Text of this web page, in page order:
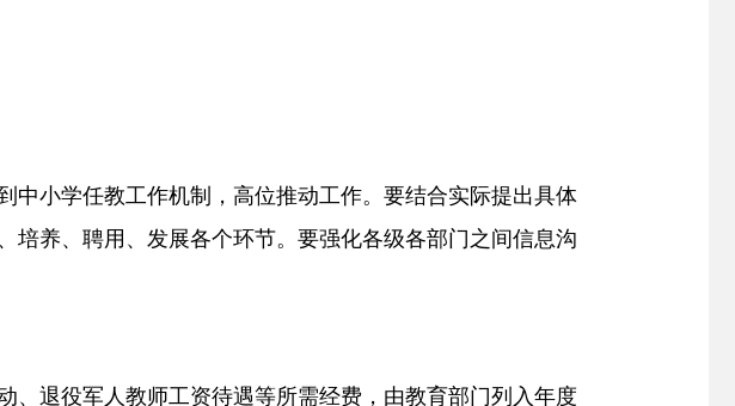
中小学任教工作机制，高位推动工作。要结合实际提出具体
养、聘用、发展各个环节。要强化各级各部门之间信息沟
、退役军人教师工资待遇等所需经费，由教育部门列入年度